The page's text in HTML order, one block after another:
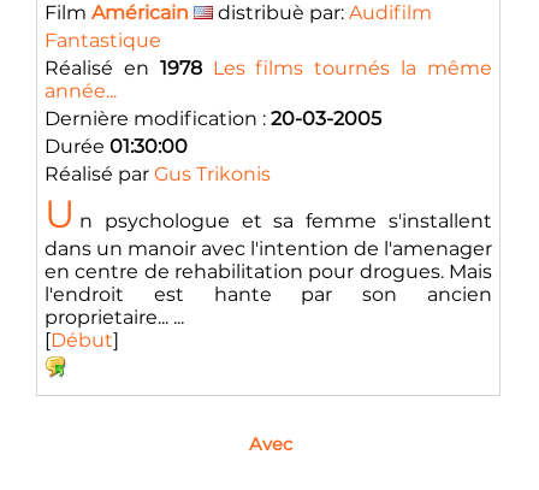
Film Américain distribuè par: Audifilm
Fantastique
Réalisé en 1978 Les films tournés la même
année...
Dernière modification : 20-03-2005
Durée 01:30:00
Réalisé par Gus Trikonis
U n psychologue et sa femme s'installent
dans un manoir avec l'intention de l'amenager
en centre de rehabilitation pour drogues. Mais
l'endroit est hante par son ancien
proprietaire... ...
[Début]
Avec